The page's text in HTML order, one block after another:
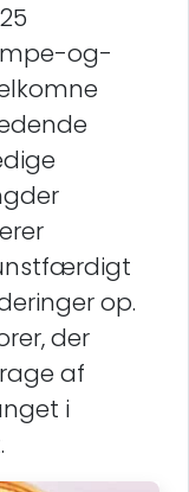
og-
op.
der
af
i